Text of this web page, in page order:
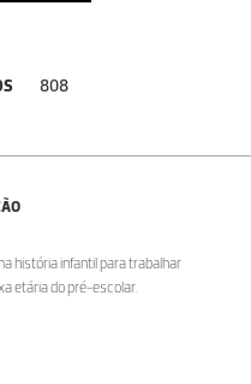
808
história infantil para trabalhar
etária do pré-escolar.